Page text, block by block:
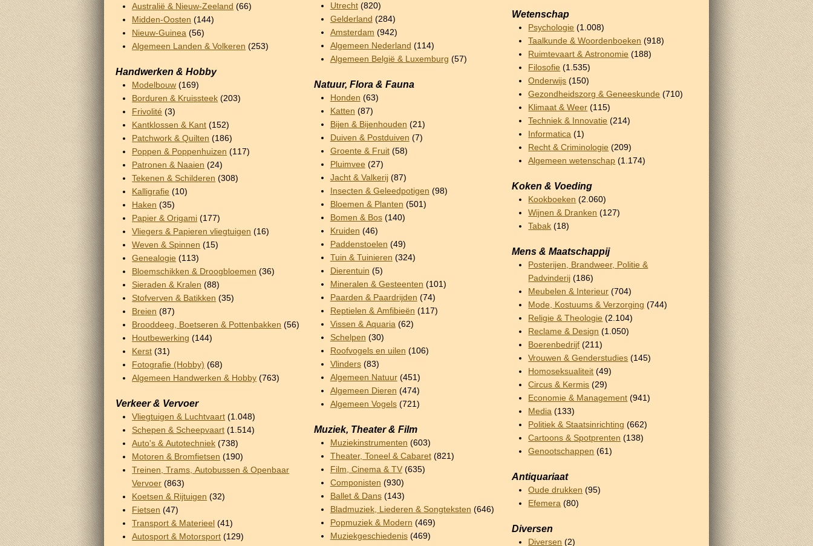
Australië & Nieuw-Zeeland (66)
Midden-Oosten (144)
Nieuw-Guinea (56)
Algemeen Landen & Volkeren (253)
Handwerken & Hobby
Modelbouw (169)
Borduren & Kruissteek (203)
Frivolité (3)
Kantklossen & Kant (152)
Patchwork & Quilten (186)
Poppen & Poppenhuizen (117)
Patronen & Naaien (24)
Tekenen & Schilderen (308)
Kalligrafie (10)
Haken (35)
Papier & Origami (177)
Vliegers & Papieren vliegtuigen (16)
Weven & Spinnen (15)
Genealogie (113)
Bloemschikken & Droogbloemen (36)
Sieraden & Kralen (88)
Stofverven & Batikken (35)
Breien (87)
Brooddeeg, Boetseren & Pottenbakken (56)
Houtbewerking (144)
Kerst (31)
Fotografie (Hobby) (68)
Algemeen Handwerken & Hobby (763)
Verkeer & Vervoer
Vliegtuigen & Luchtvaart (1.048)
Schepen & Scheepvaart (1.514)
Auto's & Autotechniek (738)
Motoren & Bromfietsen (190)
Treinen, Trams, Autobussen & Openbaar
Vervoer (863)
Koetsen & Rijtuigen (32)
Fietsen (47)
Transport & Materieel (41)
Autosport & Motorsport (129)
Utrecht(820)
Gelderland (284)
Amsterdam (942)
Algemeen Nederland (114)
Algemeen België & Luxemburg (57)
Natuur, Flora & Fauna
Honden (63)
Katten (87)
Bijen & Bijenhouden (21)
Duiven & Postduiven (7)
Groente & Fruit(58)
Pluimvee (27)
Jacht & Valkerij(87)
Insecten & Geleedpotigen (98)
Bloemen & Planten (501)
Bomen & Bos(140)
Kruiden (46)
Paddenstoelen (49)
Tuin & Tuinieren (324)
Dierentuin (5)
Mineralen & Gesteenten (101)
Paarden & Paardrijden (74)
Reptielen & Amfibieën (117)
Vissen & Aquaria (62)
Schelpen (30)
Roofvogels en uilen (106)
Vlinders(83)
Algemeen Natuur(451)
Algemeen Dieren (474)
Algemeen Vogels(721)
Muziek, Theater & Film
Muziekinstrumenten (603)
Theater, Toneel & Cabaret(821)
Film, Cinema & TV(635)
Componisten (930)
Ballet & Dans(143)
Bladmuziek, Liederen & Songteksten (646)
Popmuziek & Modern (469)
Muziekgeschiedenis(469)
Wetenschap
Psychologie (1.008)
Taalkunde & Woordenboeken (918)
Ruimtevaart & Astronomie (188)
Filosofie (1.535)
Onderwijs (150)
Gezondheidszorg & Geneeskunde (710)
Klimaat & Weer (115)
Techniek & Innovatie (214)
Informatica (1)
Recht & Criminologie (209)
Algemeen wetenschap (1.174)
Koken & Voeding
Kookboeken (2.060)
Wijnen & Dranken (127)
Tabak (18)
Mens & Maatschappij
Posterijen, Brandweer, Politie &
Padvinderij (186)
Meubelen & Interieur (704)
Mode, Kostuums & Verzorging (744)
Religie & Theologie (2.104)
Reclame & Design (1.050)
Boerenbedrijf (211)
Vrouwen & Genderstudies (145)
Homoseksualiteit (49)
Circus & Kermis (29)
Economie & Management (941)
Media (133)
Politiek & Staatsinrichting (662)
Cartoons & Spotprenten (138)
Genootschappen (61)
Antiquariaat
Oude drukken (95)
Efemera (80)
Diversen
Diversen (2)